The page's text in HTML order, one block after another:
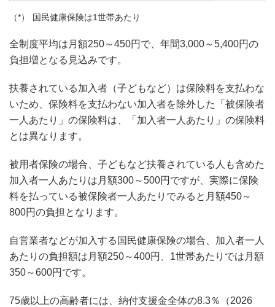
国民健康保険は1世帯あたり
全制度平均は月額250～450円で、年間3,000～5,400円の
負担増となる見込みです。
扶養されている加入者（子どもなど）は保険料を支払わな
いため、保険料を支払わない加入者を除外した「被保険者
一人あたり」の保険料は、「加入者一人あたり」の保険料
とは異なります。
被用者保険の場合、子どもなど扶養されている人も含めた
加入者一人あたりは月額300～500円ですが、実際に保険
料を払っている被保険者一人あたりでみると月額450～
800円の負担となります。
自営業者などが加入する国民健康保険の場合、加入者一人
あたりの負担額は月額250～400円、1世帯あたりでは月額
350～600円です。
75歳以上の高齢者には、納付支援金全体の8.3％（2026